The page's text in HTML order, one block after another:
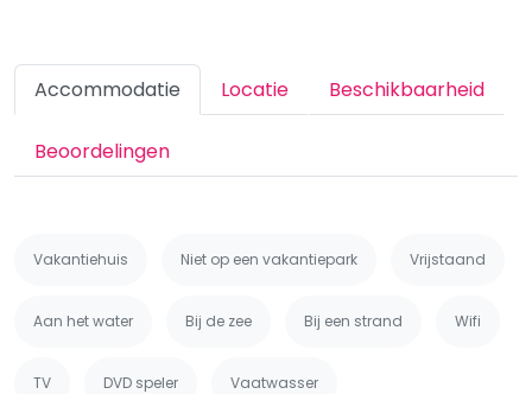
Accommodatie Locatie Beschikbaarheid
Beoordelingen
Vakantiehuis Niet op een vakantiepark Vrijstaand
Aan het water Bij de zee Bij een strand Wifi
TV DVD speler Vaatwasser